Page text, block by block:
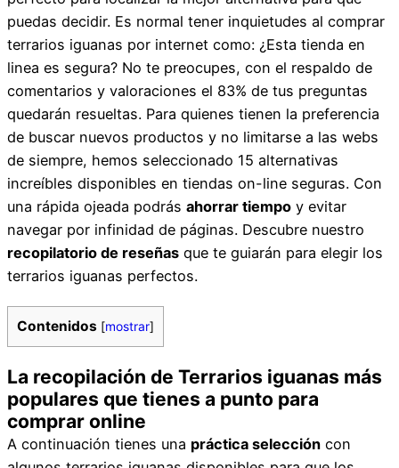
puedas decidir. Es normal tener inquietudes al comprar
terrarios iguanas por internet como: ¿Esta tienda en
linea es segura? No te preocupes, con el respaldo de
comentarios y valoraciones el 83% de tus preguntas
quedarán resueltas. Para quienes tienen la preferencia
de buscar nuevos productos y no limitarse a las webs
de siempre, hemos seleccionado 15 alternativas
increíbles disponibles en tiendas on-line seguras. Con
una rápida ojeada podrás ahorrar tiempo y evitar
navegar por infinidad de páginas. Descubre nuestro
recopilatorio de reseñas que te guiarán para elegir los
terrarios iguanas perfectos.
Contenidos [mostrar]
La recopilación de Terrarios iguanas más
populares que tienes a punto para
comprar online
A continuación tienes una práctica selección con